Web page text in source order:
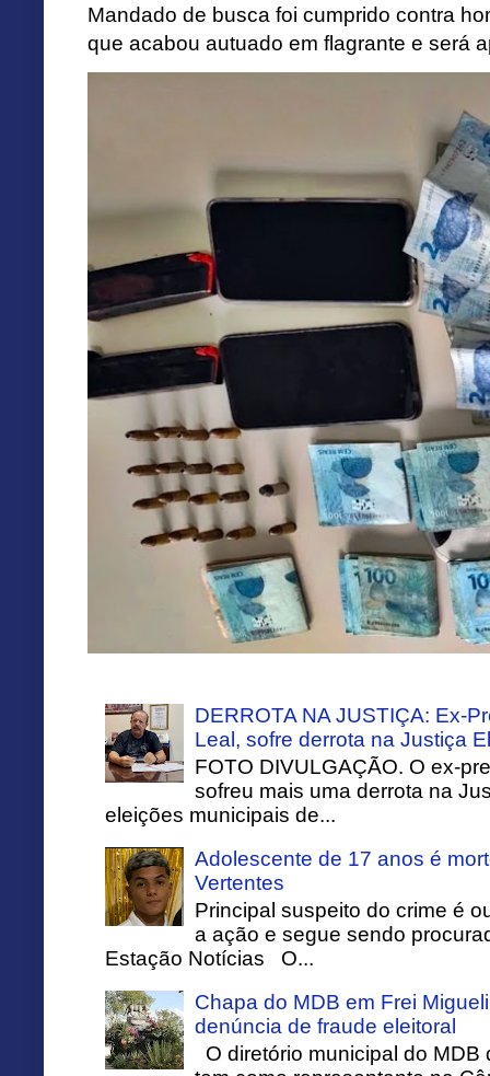
Mandado de busca foi cumprido contra
que acabou autuado em flagrante e será
DERROTA NA JUSTIÇA: Ex-
Leal, sofre derrota na Justiça
FOTO DIVULGAÇÃO. O ex-
sofreu mais uma derrota na
eleições municipais de...
Adolescente de 17 anos é
Vertentes
Principal suspeito do crime é
a ação e segue sendo
Estação Notícias O...
Chapa do MDB em Frei
denúncia de fraude eleitoral
O diretório municipal do